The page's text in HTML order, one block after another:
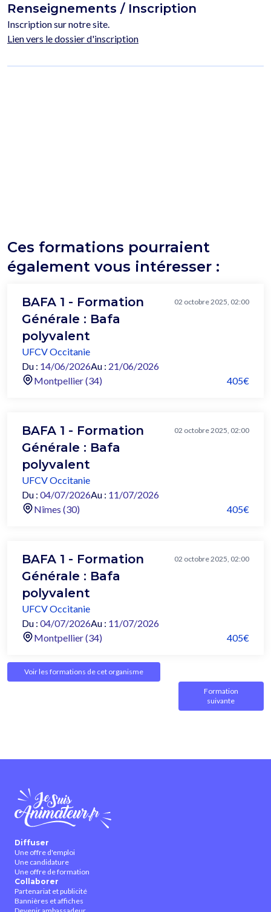
Renseignements / Inscription
Inscription sur notre site.
Lien vers le dossier d'inscription
Ces formations pourraient
également vous intéresser :
BAFA 1 - Formation
Générale : Bafa
polyvalent
02 octobre 2025, 02:00
UFCV Occitanie
Du : 14/06/2026Au : 21/06/2026
Montpellier (34)
405€
BAFA 1 - Formation
Générale : Bafa
polyvalent
02 octobre 2025, 02:00
UFCV Occitanie
Du : 04/07/2026Au : 11/07/2026
Nîmes (30)
405€
BAFA 1 - Formation
Générale : Bafa
polyvalent
02 octobre 2025, 02:00
UFCV Occitanie
Du : 04/07/2026Au : 11/07/2026
Montpellier (34)
405€
Voir les formations de cet organisme
Formation
suivante
Diffuser
Une offre d'emploi
Une candidature
Une offre de formation
Collaborer
Partenariat et publicité
Bannières et affiches